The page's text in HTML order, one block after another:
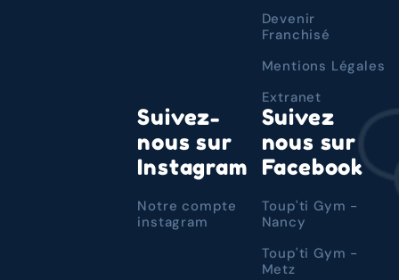
Devenir
Franchisé
Mentions Légales
Extranet
Suivez-
nous sur
Instagram
Notre compte
instagram
Suivez
nous sur
Facebook
Toup'ti Gym -
Nancy
Toup'ti Gym -
Metz